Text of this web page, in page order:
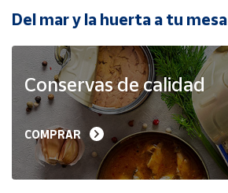
de Correos
Market
Productos
Solidarios
Ayuda
Del mar y la huerta a tu mesa
Conservas de calidad
COMPRAR